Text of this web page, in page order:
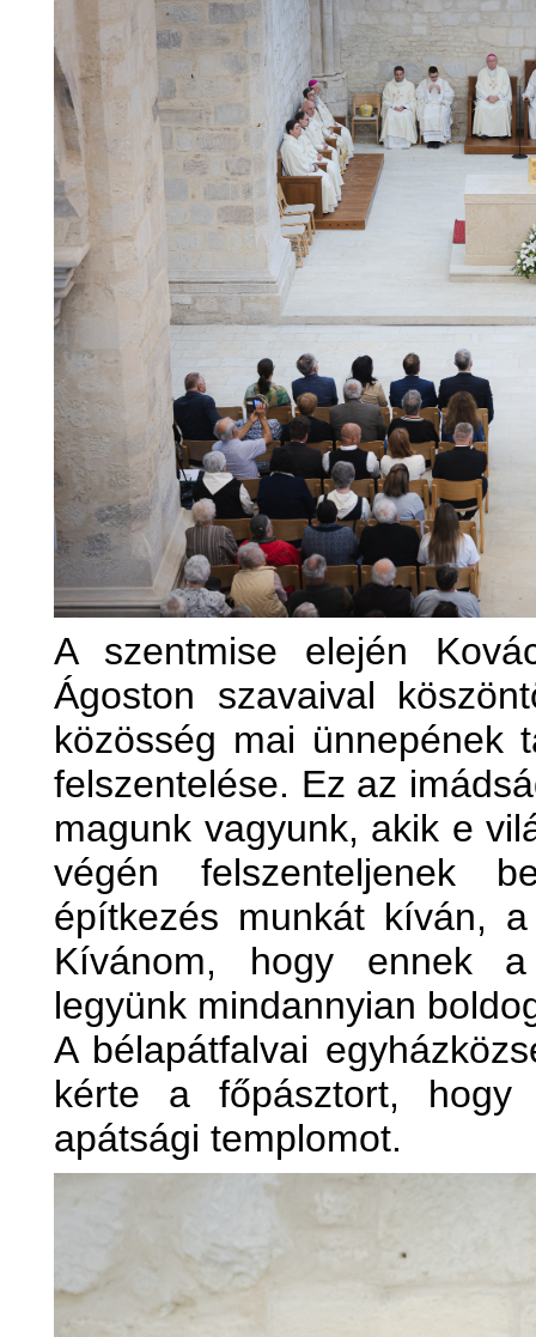
A szentmise elején
Ágoston szavaival
közösség mai ünnepének
felszentelése. Ez az
magunk vagyunk, akik e
végén felszenteljenek
építkezés munkát kíván,
Kívánom, hogy ennek a
legyünk mindannyian
A bélapátfalvai
kérte a főpásztort,
apátsági templomot.